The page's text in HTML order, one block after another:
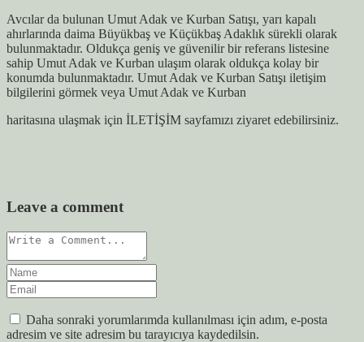
Avcılar da bulunan Umut Adak ve Kurban Satışı, yarı kapalı
ahırlarında daima Büyükbaş ve Küçükbaş Adaklık sürekli olarak
bulunmaktadır. Oldukça geniş ve güvenilir bir referans listesine
sahip Umut Adak ve Kurban ulaşım olarak oldukça kolay bir
konumda bulunmaktadır. Umut Adak ve Kurban Satışı iletişim
bilgilerini görmek veya Umut Adak ve Kurban
haritasına ulaşmak için İLETİŞİM sayfamızı ziyaret edebilirsiniz.
Leave a comment
Daha sonraki yorumlarımda kullanılması için adım, e-posta
adresim ve site adresim bu tarayıcıya kaydedilsin.